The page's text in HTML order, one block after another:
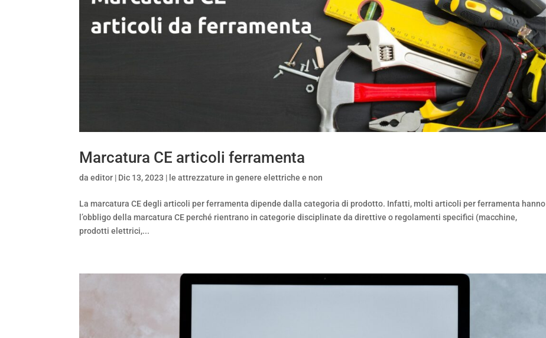
Marcatura CE articoli ferramenta
daeditor | Dic 13, 2023 | le attrezzature in genere elettriche e non
La marcatura CE degli articoli per ferramenta dipende dalla categoria di prodotto. Infatti, molti articoli per ferramenta hanno
l’obbligo della marcatura CE perché rientrano in categorie disciplinate da direttive o regolamenti specifici (macchine,
prodotti elettrici,...